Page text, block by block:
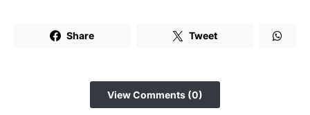
Share Tweet
View Comments (0)